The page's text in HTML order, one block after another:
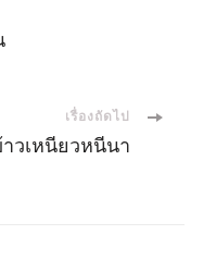
เรื่องถัดไป
วเหนียวหนีนา